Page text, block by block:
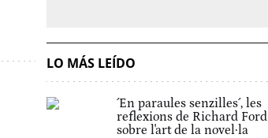
LO MÁS LEÍDO
´En paraules senzilles´, les
reflexions de Richard Ford
sobre l'art de la novel·la